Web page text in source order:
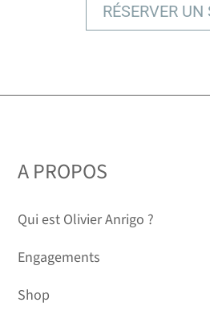
RÉSERVER UN
A PROPOS
Qui est Olivier Anrigo ?
Engagements
Shop